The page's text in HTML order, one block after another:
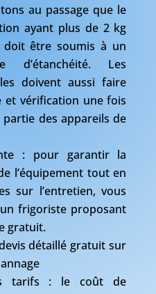
au passage que le
ayant plus de 2 kg
être soumis à un
d’étanchéité. Les
doivent aussi faire
et vérification une fois
des appareils de
: pour garantir la
l’équipement tout en
sur l’entretien, vous
frigoriste proposant
gratuit.
détaillé gratuit sur
tarifs : le coût de